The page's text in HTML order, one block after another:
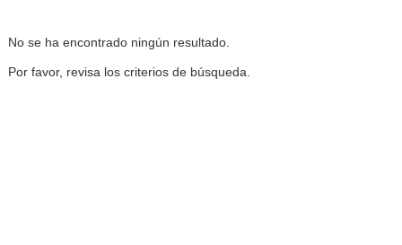
No se ha encontrado ningún resultado.
Por favor, revisa los criterios de búsqueda.